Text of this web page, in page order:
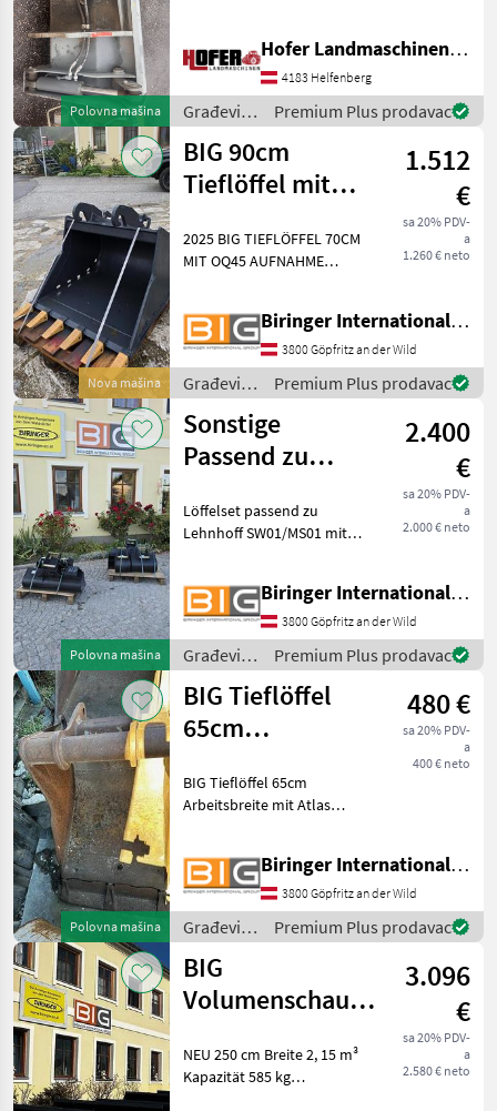
Polovna mašina
i kante
Hofer Landmaschinen Handels GmbH.
4183 Helfenberg
Građevinski
strojevi /
Sonstige
Premium Plus prodavac
Nova mašina
BIG 90cm
Tieflöffel mit
Aufnahme
1.512
€
sa 20% PDV-
a
1.260 € neto
2025 BIG TIEFLÖFFEL 70CM
MIT OQ45 AUFNAHME
Aufnahmebreite: 90 cm *
Inhalt: 388 ltr. * KAT 5 -
passend zu 5, 6 - 9 t Bagger
Građ
Biringer International GmbH
3800 Göpfritz an der Wild
Građevinski
strojevi /
BIG
Premium Plus prodavac
Polovna mašina
Sonstige
Passend zu
SW01/MS01 mit
Symlock Aufnah
2.400
€
sa 20% PDV-
a
2.000 € neto
Löffelset passend zu
Lehnhoff SW01/MS01 mit
Böschungslöffel/Schwenklöffel
-74l Volumen -90kg * 30cm
Tieflöffel mit 3 Zähnen
(abschraubbar) -
Biringer International GmbH
3800 Göpfritz an der Wild
Građevinski
strojevi /
Sonstige
Premium Plus prodavac
Polovna mašina
BIG Tieflöffel
65cm
mit Atlas
480 €
sa 20% PDV-
a
400 € neto
BIG Tieflöffel 65cm
Arbeitsbreite mit Atlas
Schneidemesser und
Zähnen Abmessungen der
Aufnahme:
Bolzendurchmesser: 100
mm Verriegelungsb
Biringer International GmbH
3800 Göpfritz an der Wild
Građevinski
strojevi /
BIG
Premium Plus prodavac
BIG
Volumenschaufel
Q-fit Aufnahme
3.096
€
sa 20% PDV-
a
2.580 € neto
NEU 250 cm Breite 2, 15 m³
Kapazität 585 kg